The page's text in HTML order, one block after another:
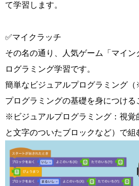
て学習します。
✅マイクラッチ
その名の通り、人気ゲーム「マイ
ログラミング学習です。
簡単なビジュアルプログラミング
プログラミングの基礎を身につける
※ビジュアルプログラミング：視覚
と文字のついたブロックなど）で